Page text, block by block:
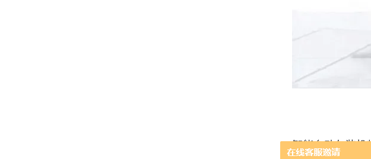
智能自动包装机
◆ 全不锈钢外饰